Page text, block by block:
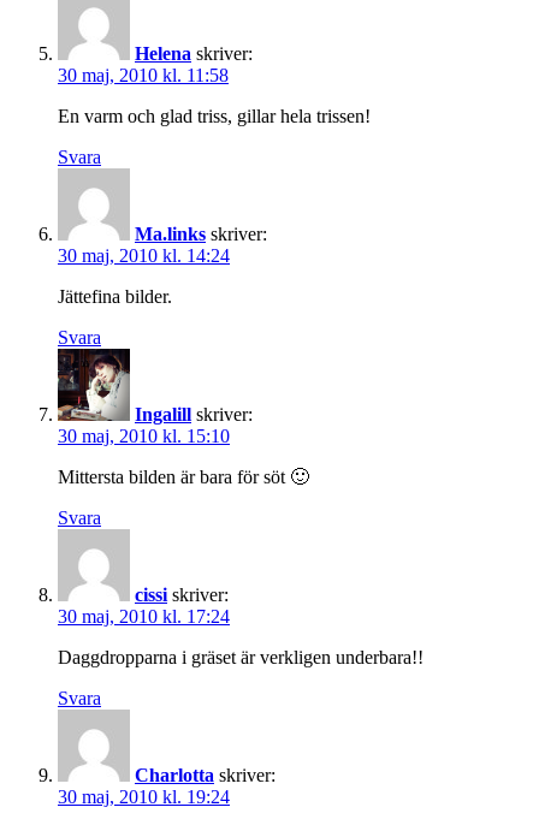
Helena skriver:
30 maj, 2010 kl. 11:58
En varm och glad triss, gillar hela trissen!
Svara
Ma.links skriver:
30 maj, 2010 kl. 14:24
Jättefina bilder.
Svara
Ingalill skriver:
30 maj, 2010 kl. 15:10
Mittersta bilden är bara för söt 🙂
Svara
cissi skriver:
30 maj, 2010 kl. 17:24
Daggdropparna i gräset är verkligen underbara!!
Svara
Charlotta skriver:
30 maj, 2010 kl. 19:24